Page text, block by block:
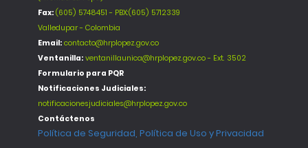
Fax: (605) 5748451 - PBX:(605) 5712339
Valledupar - Colombia
Email: contacto@hrplopez.gov.co
Ventanilla: ventanillaunica@hrplopez.gov.co - Ext. 3502
Formulario para PQR
Notificaciones Judiciales:
notificacionesjudiciales@hrplopez.gov.co
Contáctenos
Política de Seguridad, Política de Uso y Privacidad